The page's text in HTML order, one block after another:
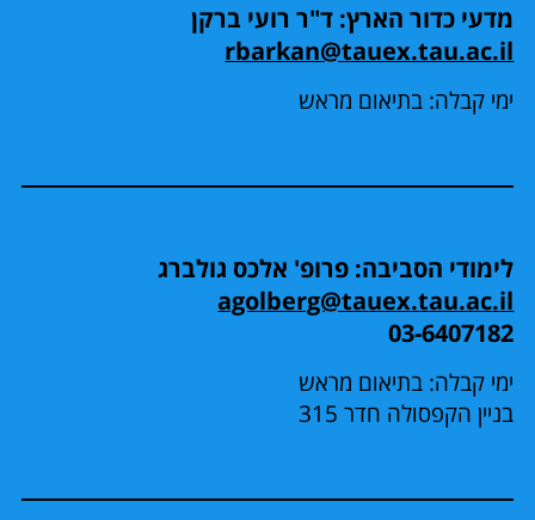
מדעי כדור הארץ: ד"ר רועי ברקן
rbarkan@tauex.tau.ac.il
ימי קבלה: בתיאום מראש
לימודי הסביבה: פרופ' אלכס גולברג
agolberg@tauex.tau.ac.il
03-6407182
ימי קבלה: בתיאום מראש
בניין הקפסולה חדר 315